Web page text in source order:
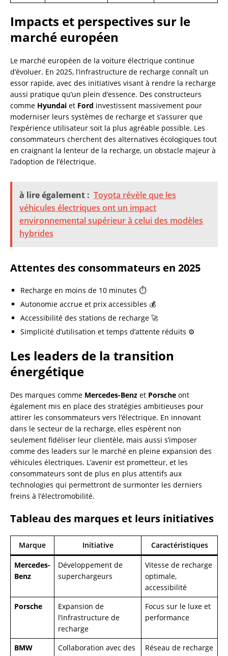
Impacts et perspectives sur le
marché européen
Le marché européen de la voiture électrique continue
d’évoluer. En 2025, l’infrastructure de recharge connaît un
essor rapide, avec des initiatives visant à rendre la recharge
aussi pratique qu’un plein d’essence. Des constructeurs
comme Hyundai et Ford investissent massivement pour
moderniser leurs systèmes de recharge et s’assurer que
l’expérience utilisateur soit la plus agréable possible. Les
consommateurs cherchent des alternatives écologiques tout
en craignant la lenteur de la recharge, un obstacle majeur à
l’adoption de l’électrique.
à lire également : Toyota révèle que les
véhicules électriques ont un impact
environnemental supérieur à celui des modèles
hybrides
Attentes des consommateurs en 2025
Recharge en moins de 10 minutes ⏱️
Autonomie accrue et prix accessibles 💰
Accessibilité des stations de recharge 🚀
Simplicité d’utilisation et temps d’attente réduits ⚙️
Les leaders de la transition
énergétique
Des marques comme Mercedes-Benz et Porsche ont
également mis en place des stratégies ambitieuses pour
attirer les consommateurs vers l’électrique. En innovant
dans le secteur de la recharge, elles espèrent non
seulement fidéliser leur clientèle, mais aussi s’imposer
comme des leaders sur le marché en pleine expansion des
véhicules électriques. L’avenir est prometteur, et les
consommateurs sont de plus en plus attentifs aux
technologies qui permettront de surmonter les derniers
freins à l’électromobilité.
Tableau des marques et leurs initiatives
Marque Initiative Caractéristiques
Mercedes-
Benz
Développement de
superchargeurs
Vitesse de recharge
optimale,
accessibilité
Porsche
Expansion de
l’infrastructure de
recharge
Focus sur le luxe et
performance
BMW
Collaboration avec des
Réseau de recharge